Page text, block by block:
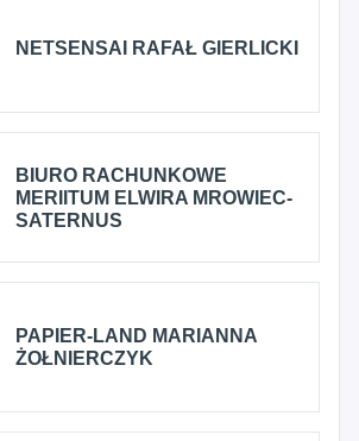
NETSENSAI RAFAŁ GIERLICKI
BIURO RACHUNKOWE
MERIITUM ELWIRA MROWIEC-
SATERNUS
PAPIER-LAND MARIANNA
ŻOŁNIERCZYK